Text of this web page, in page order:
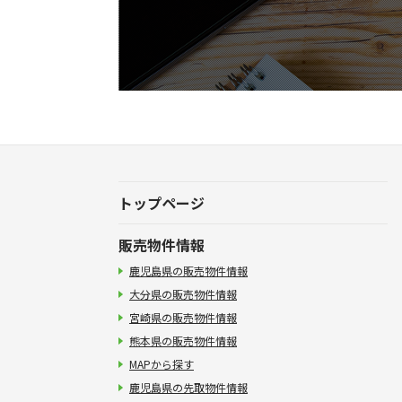
トップページ
販売物件情報
鹿児島県の販売物件情報
大分県の販売物件情報
宮崎県の販売物件情報
熊本県の販売物件情報
MAPから探す
鹿児島県の先取物件情報